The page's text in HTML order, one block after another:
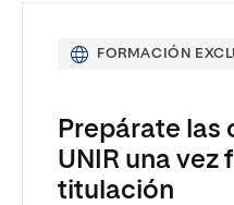
FORMACIÓN
Prepárate las
UNIR una vez
titulación